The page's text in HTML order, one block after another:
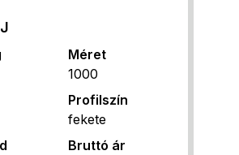
Méret
1000
Profilszín
fekete
Bruttó ár